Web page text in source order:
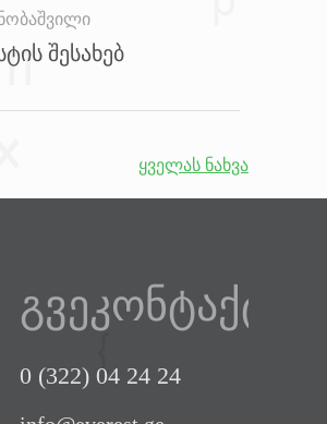
შესახებ
ყველას ნახვა
გვეკონტაქტეთ
0 (322) 04 24 24